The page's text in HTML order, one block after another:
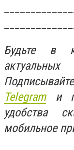
Будьте в
Telegramи
удобства
мобильное